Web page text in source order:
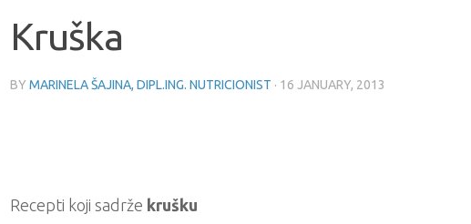
Kruška
BY MARINELA ŠAJINA, DIPL.ING. NUTRICIONIST · 16 JANUARY, 2013
Recepti koji sadrže krušku